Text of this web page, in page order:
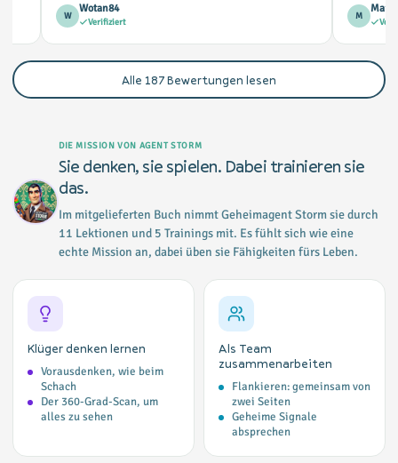
W
Wotan84
Verifiziert
M
Alle 187Bewertungen lesen
DIE MISSION VON AGENT STORM
Sie denken, sie spielen. Dabei trainieren sie
das.
Im mitgelieferten Buch nimmt Geheimagent Storm sie durch
11 Lektionen und 5 Trainings mit. Es fühlt sich wie eine
echte Mission an, dabei üben sie Fähigkeiten fürs Leben.
Klüger denken lernen
Vorausdenken, wie beim
Schach
Der 360-Grad-Scan, um
alles zu sehen
Als Team
zusammenarbeiten
Flankieren: gemeinsam von
zwei Seiten
Geheime Signale
absprechen